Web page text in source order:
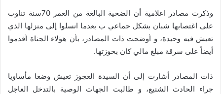
وذكرت مصادر اعلامية أن الضحية البالغة من العمر 70سنة تناوب
على اغتصابها شبان بشكل جماعي ب بعدما انسلوا إلى منزلها الذي
تعيش فيه وحيدة، و أوضحت ذات المصادر، بأن هؤلاء الجناة أقدموا
أيضاً على سرقة مبلغ مالي كان بحوزتها.
ذات المصادر أشارت إلى أن السيدة العجوز تعيش وضعا مأساويا
جراء الحادث الشنيع، و طالبت الجهات الوصية بالتدخل العاجل